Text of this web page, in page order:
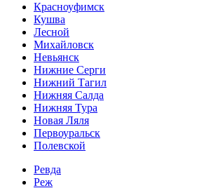
Красноуфимск
Кушва
Лесной
Михайловск
Невьянск
Нижние Серги
Нижний Тагил
Нижняя Салда
Нижняя Тура
Новая Ляля
Первоуральск
Полевской
Ревда
Реж